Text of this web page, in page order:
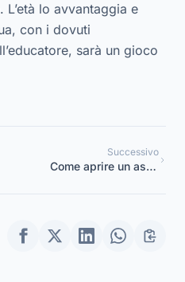
lo avvantaggia e
con i dovuti
sarà un gioco
Successivo
Come aprire un asilo